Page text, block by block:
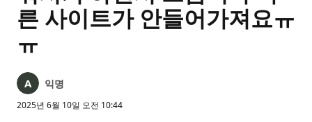
른 사이트가 안들어가져요ㅠ
ㅠ
익명
2025년 6월 10일 오전 10:44